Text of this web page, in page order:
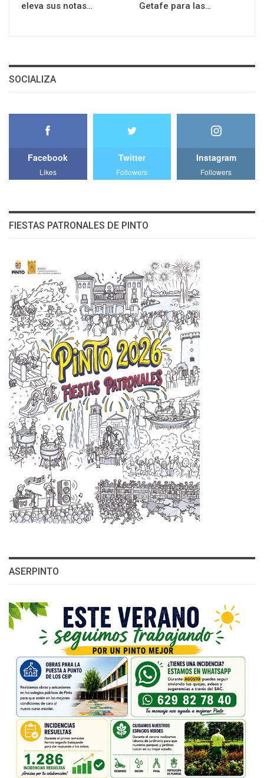
eleva sus notas…
Getafe para las…
SOCIALIZA
Facebook
Likes
Twitter
Followers
Instagram
Followers
FIESTAS PATRONALES DE PINTO
ASERPINTO